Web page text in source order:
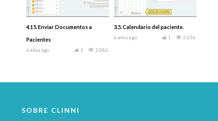
4.15. Enviar Documentos a
Pacientes
6 años ago 2,082
1
3.5. Calendario del paciente.
6 años ago 2,256
1
SOBRE CLINNI